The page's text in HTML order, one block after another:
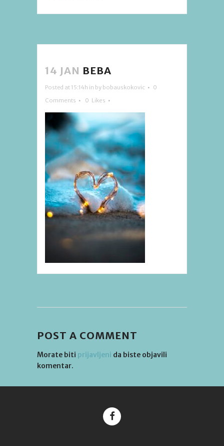
14 JAN BEBA
Posted at 15:14h in by bobauskokovic
0
Comments
0 Likes
POST A COMMENT
Morate biti prijavljeni da biste objavili
komentar.